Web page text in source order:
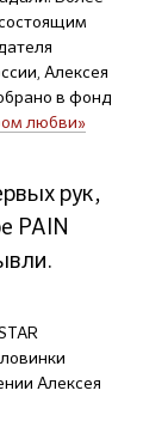
Алексея
в фонд
любви»
рук,
PAIN
Алексея